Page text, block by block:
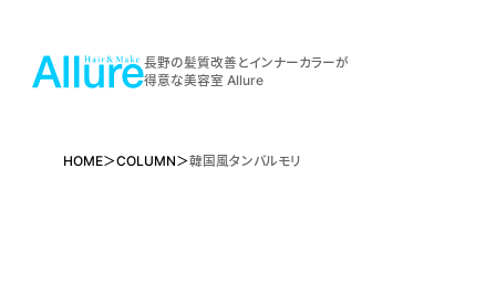
長野の髪質改善とインナーカラーが
得意な美容室 Allure
HOME COLUMN 韓国風タンバルモリ